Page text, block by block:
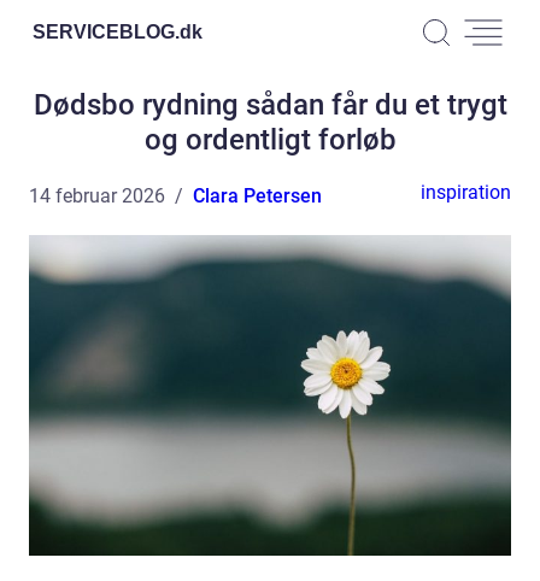
SERVICEBLOG.dk
Dødsbo rydning sådan får du et trygt
og ordentligt forløb
14 februar 2026 Clara Petersen inspiration